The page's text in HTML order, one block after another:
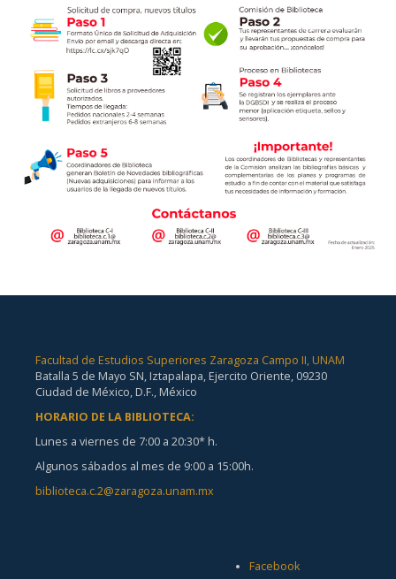
Facultad de Estudios Superiores Zaragoza Campo II, UNAM
Batalla 5 de Mayo SN, Iztapalapa, Ejercito Oriente, 09230
Ciudad de México, D.F., México
HORARIO DE LA BIBLIOTECA:
Lunes a viernes de 7:00 a 20:30* h.
Algunos sábados al mes de 9:00 a 15:00h.
biblioteca.c.2@zaragoza.unam.mx
Facebook